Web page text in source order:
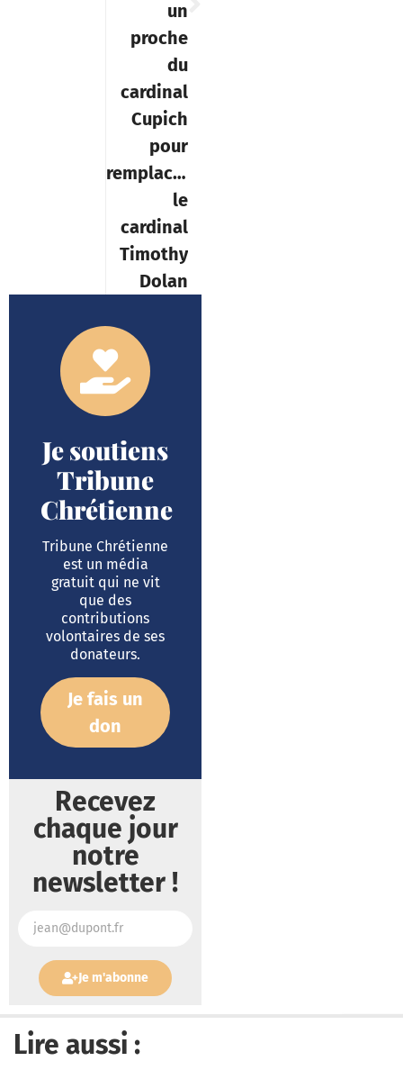
du
cardinal
Cupich
pour
remplacer
le
cardinal
Timothy
Dolan
Je soutiens
Chrétienne
Tribune Chrétienne
est un média
que des
contributions
volontaires de ses
donateurs.
Je fais un
don
Recevez
chaque jour
notre
newsletter !
Je m'abonne
Lire aussi :